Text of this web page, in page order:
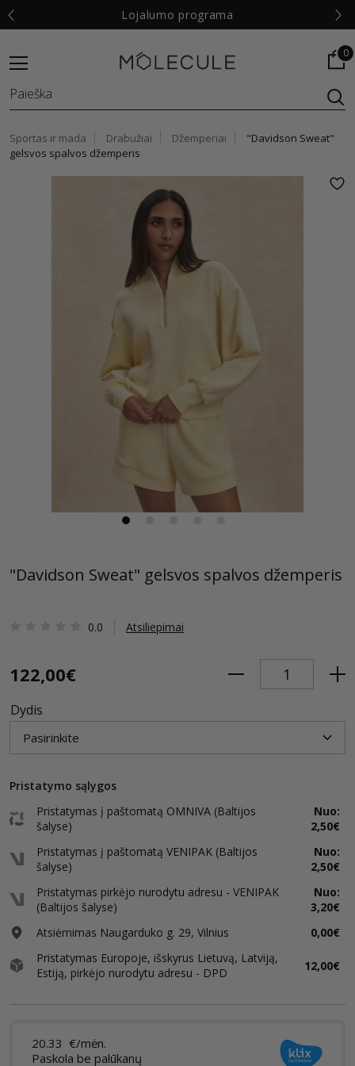
Lojalumo programa
0
Sportas ir mada Drabužiai Džemperiai
"Davidson Sweat"
gelsvos spalvos džemperis
"Davidson Sweat" gelsvos spalvos džemperis
0.0 Atsiliepimai
122,00€
Dydis
Pristatymo sąlygos
Pristatymas į paštomatą OMNIVA (Baltijos
šalyse)
Nuo:
2,50€
Pristatymas į paštomatą VENIPAK (Baltijos
šalyse)
Nuo:
2,50€
Pristatymas pirkėjo nurodytu adresu - VENIPAK
(Baltijos šalyse)
Nuo:
3,20€
Atsiėmimas Naugarduko g. 29, Vilnius
0,00€
Pristatymas Europoje, išskyrus Lietuvą, Latviją,
Estiją, pirkėjo nurodytu adresu - DPD
12,00€